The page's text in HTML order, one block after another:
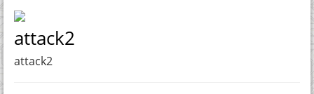
attack2
attack2